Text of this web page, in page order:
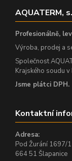
AQUATERM,
Profesionálně,
Výroba, prodej a
Společnost
Krajského soudu
Jsme plátci DPH.
Kontaktní
Adresa:
Pod Žurání 1697/1
664 51 Šlapanice